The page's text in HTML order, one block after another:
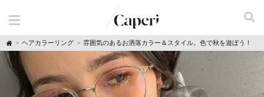
H
o
e
ヘアカラーリング 雰囲気のあるお洒落カラー＆スタイル。色で秋を遊ぼう！